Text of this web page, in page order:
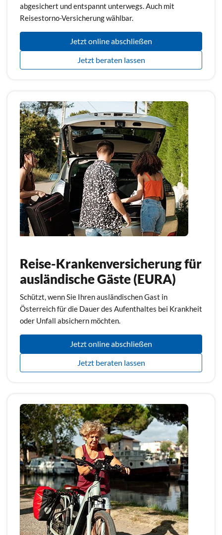
abgesichert und entspannt unterwegs. Auch mit
Reisestorno-Versicherung wählbar.
Jetzt online abschließen
Jetzt beraten lassen
Reise-Krankenversicherung für
ausländische Gäste (EURA)
Schützt, wenn Sie Ihren ausländischen Gast in
Österreich für die Dauer des Aufenthaltes bei Krankheit
oder Unfall absichern möchten.
Jetzt online abschließen
Jetzt beraten lassen